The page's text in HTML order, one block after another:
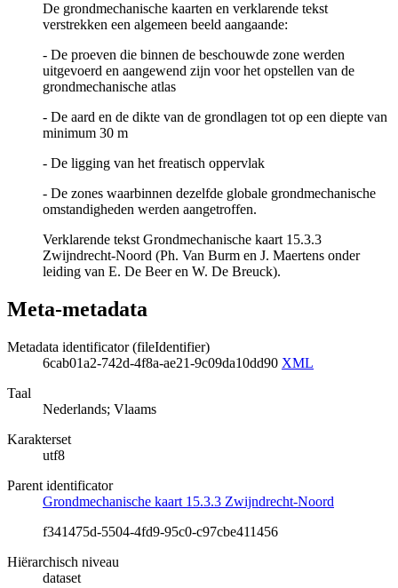
De grondmechanische kaarten en verklarende tekst
verstrekken een algemeen beeld aangaande:
- De proeven die binnen de beschouwde zone werden
uitgevoerd en aangewend zijn voor het opstellen van de
grondmechanische atlas
- De aard en de dikte van de grondlagen tot op een diepte van
minimum 30 m
- De ligging van het freatisch oppervlak
- De zones waarbinnen dezelfde globale grondmechanische
omstandigheden werden aangetroffen.
Verklarende tekst Grondmechanische kaart 15.3.3
Zwijndrecht-Noord (Ph. Van Burm en J. Maertens onder
leiding van E. De Beer en W. De Breuck).
Meta-metadata
Metadata identificator (fileIdentifier)
6cab01a2-742d-4f8a-ae21-9c09da10dd90 XML
Taal
Nederlands; Vlaams
Karakterset
utf8
Parent identificator
Grondmechanische kaart 15.3.3 Zwijndrecht-Noord
f341475d-5504-4fd9-95c0-c97cbe411456
Hiërarchisch niveau
dataset